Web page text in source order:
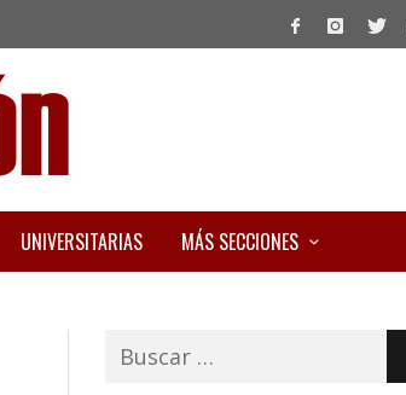
UNIVERSITARIAS MÁS SECCIONES
Buscar: